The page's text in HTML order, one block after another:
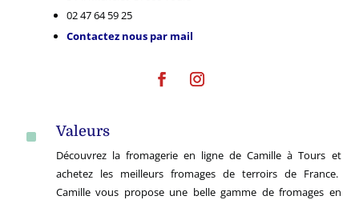
02 47 64 59 25
Contactez nous par mail
^ Valeurs
Découvrez la fromagerie en ligne de Camille à Tours et
achetez les meilleurs fromages de terroirs de France.
Camille vous propose une belle gamme de fromages en